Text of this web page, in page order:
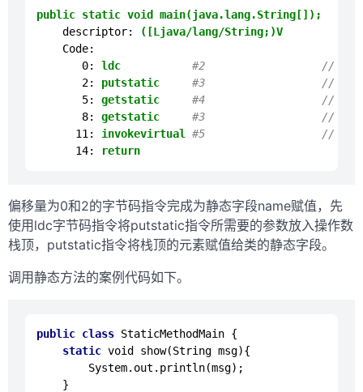
public static void main(java.lang.String[]);
descriptor:
([Ljava/lang/String;)V
Code:
0:
ldc
#2                  //
2:
putstatic
#3                  // Field
5:
getstatic
#4                  // Field
8:
getstatic
#3                  // Field
11:
invokevirtual
#5                  //
14:
return
偏移量为0和2的字节码指令完成为静态字段name赋值，先
使用ldc字节码指令将putstatic指令所需要的参数放入操作数
栈顶，putstatic指令将栈顶的元素赋值给类的静态字段。
调用静态方法的案例代码如下。
public class StaticMethodMain {
static void show(String msg){
System. out . println(msg);
    }